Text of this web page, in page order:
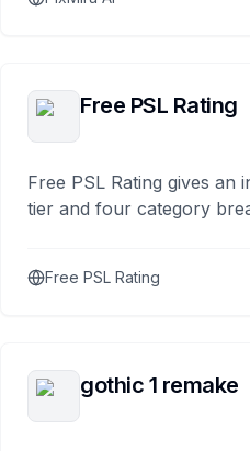
Free PSL Rating
Free PSL Rating gives an
tier and four category
Free PSL Rating
gothic 1 remake